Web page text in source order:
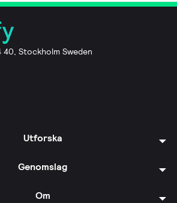
Stockholm Sweden
Utforska
Genomslag
Om